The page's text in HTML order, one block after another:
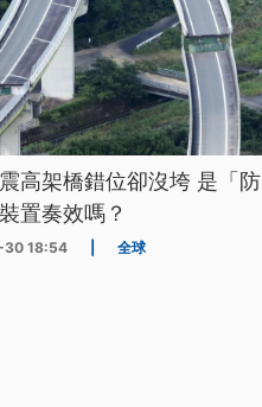
高架橋錯位卻沒垮 是「防
置奏效嗎？
18:54 全球